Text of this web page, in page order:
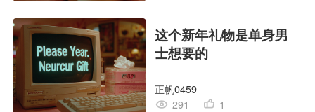
这个新年礼物是单身男
士想要的
正帆0459
291
1